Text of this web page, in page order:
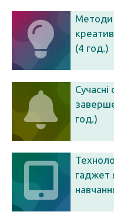
Методи
(4 год.)
Сучасні
год.)
гаджет